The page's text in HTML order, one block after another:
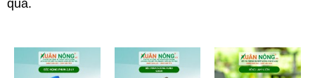
quả.